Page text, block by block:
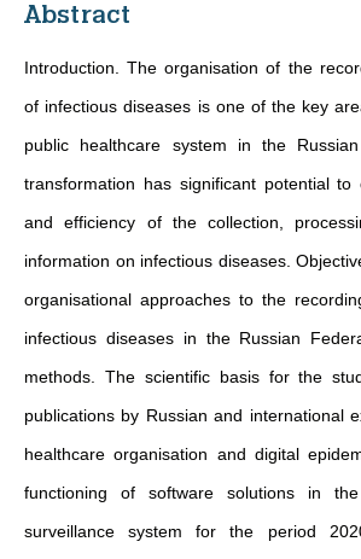
Abstract
Introduction. The organisation of the
of infectious diseases is one of the key
public healthcare system in the
transformation has significant potential to
and efficiency of the collection,
information on infectious diseases.
organisational approaches to the
infectious diseases in the Russian
methods. The scientific basis for the
publications by Russian and international
healthcare organisation and digital
functioning of software solutions in
surveillance system for the period